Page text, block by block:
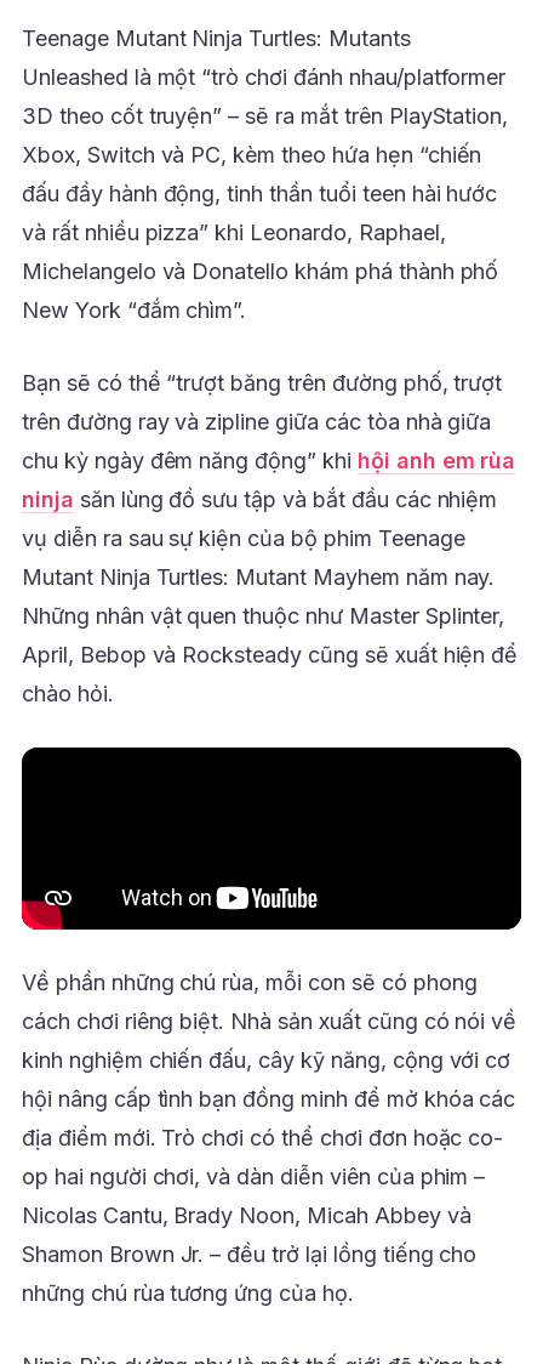
Teenage Mutant Ninja Turtles: Mutants
Unleashed là một “trò chơi đánh nhau/platformer
3D theo cốt truyện” – sẽ ra mắt trên PlayStation,
Xbox, Switch và PC, kèm theo hứa hẹn “chiến
đấu đầy hành động, tinh thần tuổi teen hài hước
và rất nhiều pizza” khi Leonardo, Raphael,
Michelangelo và Donatello khám phá thành phố
New York “đắm chìm”.
Bạn sẽ có thể “trượt băng trên đường phố, trượt
trên đường ray và zipline giữa các tòa nhà giữa
chu kỳ ngày đêm năng động” khi hội anh em rùa
ninja săn lùng đồ sưu tập và bắt đầu các nhiệm
vụ diễn ra sau sự kiện của bộ phim Teenage
Mutant Ninja Turtles: Mutant Mayhem năm nay.
Những nhân vật quen thuộc như Master Splinter,
April, Bebop và Rocksteady cũng sẽ xuất hiện để
chào hỏi.
Về phần những chú rùa, mỗi con sẽ có phong
cách chơi riêng biệt. Nhà sản xuất cũng có nói về
kinh nghiệm chiến đấu, cây kỹ năng, cộng với cơ
hội nâng cấp tình bạn đồng minh để mở khóa các
địa điểm mới. Trò chơi có thể chơi đơn hoặc co-
op hai người chơi, và dàn diễn viên của phim –
Nicolas Cantu, Brady Noon, Micah Abbey và
Shamon Brown Jr. – đều trở lại lồng tiếng cho
những chú rùa tương ứng của họ.